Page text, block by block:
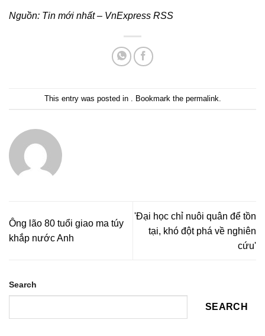
Nguồn: Tin mới nhất – VnExpress RSS
This entry was posted in . Bookmark the permalink
Ông lão 80 tuổi giao ma túy
khắp nước Anh
'Đại học chỉ nuôi quân để tồn
tại, khó đột phá về nghiên
cứu'
Search
SEARCH